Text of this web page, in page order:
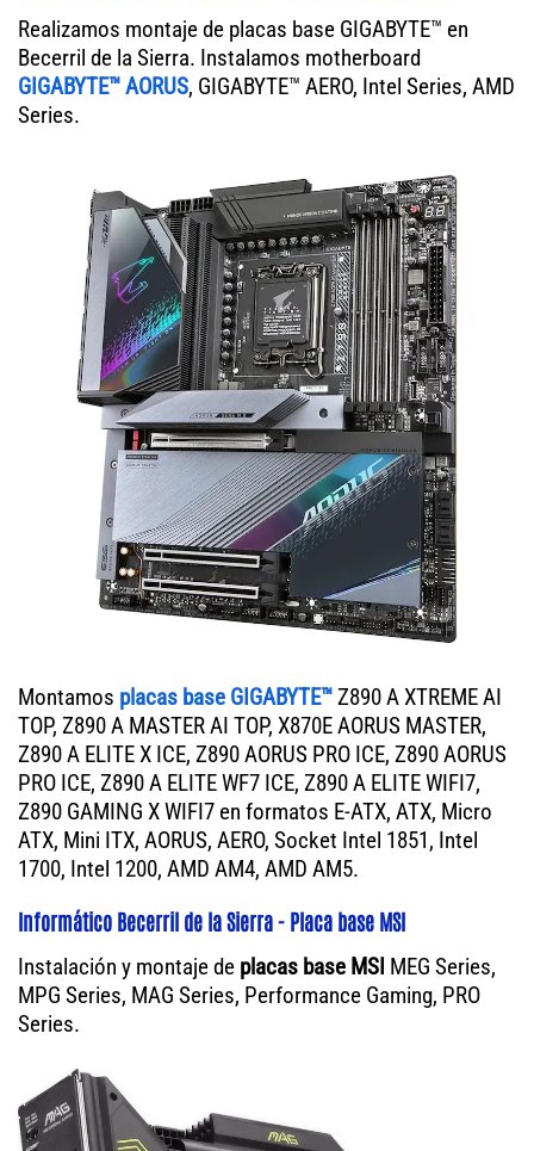
Realizamos montaje de placas base GIGABYTE™ en
Becerril de la Sierra. Instalamos motherboard
GIGABYTE™ AORUS, GIGABYTE™ AERO, Intel Series, AMD
Series.
Montamos placas base GIGABYTE™Z890 A XTREME AI
TOP, Z890 A MASTER AI TOP, X870E AORUS MASTER,
Z890 A ELITE X ICE, Z890 AORUS PRO ICE, Z890 AORUS
PRO ICE, Z890 A ELITE WF7 ICE, Z890 A ELITE WIFI7,
Z890 GAMING X WIFI7 en formatos E-ATX, ATX, Micro
ATX, Mini ITX, AORUS, AERO, Socket Intel 1851, Intel
1700, Intel 1200, AMD AM4, AMD AM5.
Informático Becerril de la Sierra - Placa base MSI
Instalación y montaje de placas base MSI MEG Series,
MPG Series, MAG Series, Performance Gaming, PRO
Series.